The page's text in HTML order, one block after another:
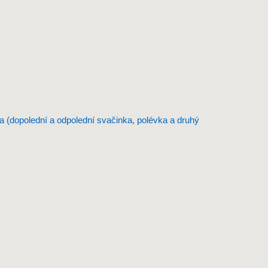
(dopolední a odpolední svačinka, polévka a druhý